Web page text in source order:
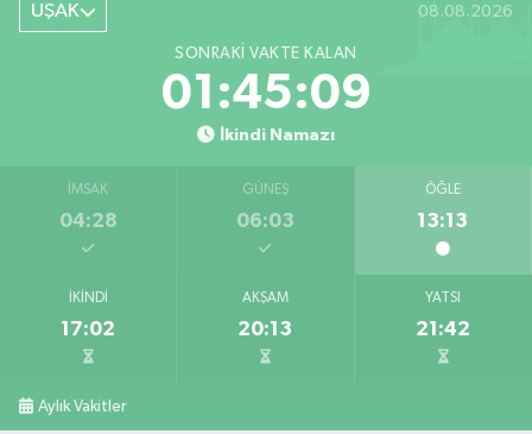
UŞAK 08.08.2026
SONRAKI VAKTE KALAN
01:45:08
İkindi Namazı
İMSAK
04:28
GÜNEŞ
06:03
ÖĞLE
13:13
İKINDI
17:02
AKŞAM
20:13
YATSI
21:42
Aylık Vakitler